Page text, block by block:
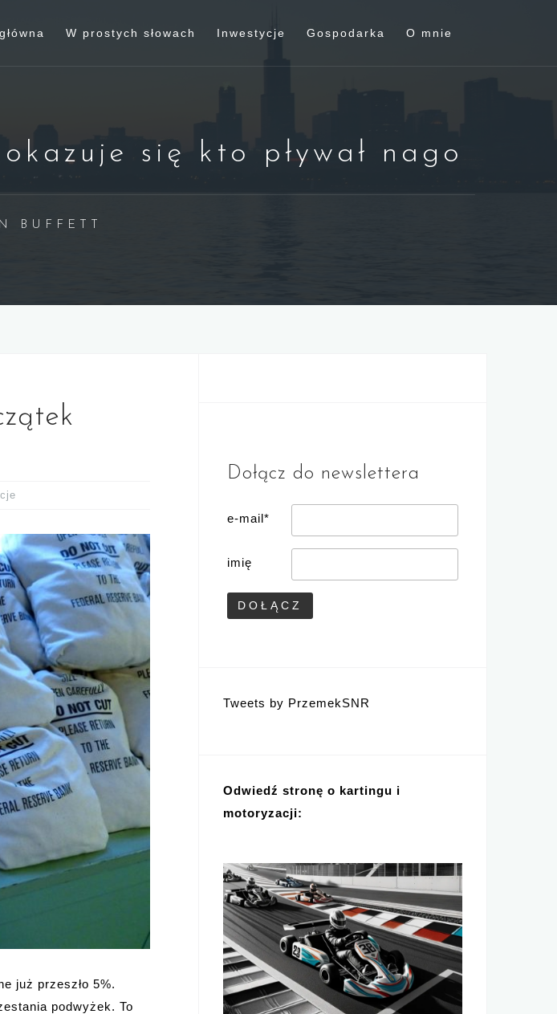
W prostych słowach Inwestycje Gospodarka O mnie
się kto pływał nago
BUFFETT
już przeszło 5%.
podwyżek. To
Dołącz do newslettera
e-mail*
imię
Tweets by PrzemekSNR
Odwiedź stronę o kartingu i
motoryzacji: